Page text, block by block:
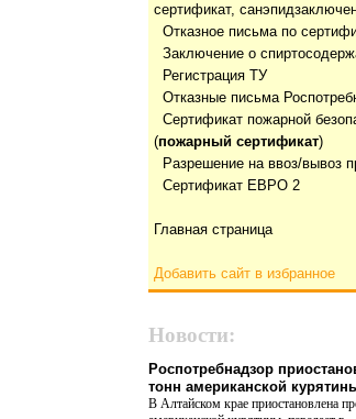
сертификат,
Отказнoе письма по
Заключение о
Регистрация ТУ
Отказные письма
Сертификат пожарной
(пожарный сертификат)
Разрешение на ввоз/вывоз
Сертификат ЕВРО 2
Главная страница
Добавить сайт в избранное
Новости:
Роспотребнадзор
тонн американской
В Алтайском крае приостановлена